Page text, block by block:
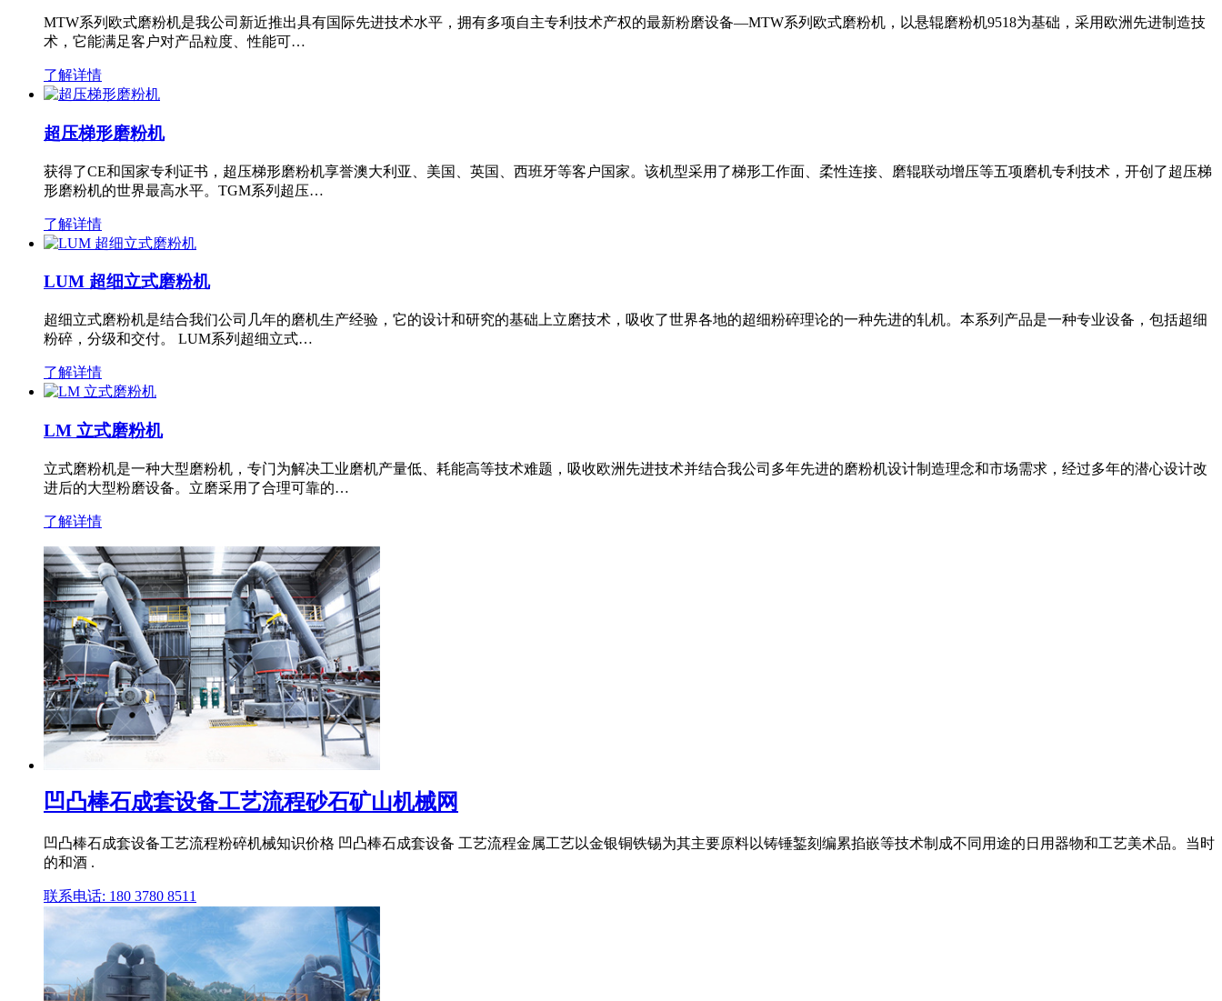
MTW系列欧式磨粉机是我公司新近推出具有国际先进技术水平，拥有多项自主专利技术产权的最新粉磨设备—MTW系列欧式磨粉机，以悬辊磨粉机9518为基础，采用欧洲先进制造技
术，它能满足客户对产品粒度、性能可…
了解详情
超压梯形磨粉机
获得了CE和国家专利证书，超压梯形磨粉机享誉澳大利亚、美国、英国、西班牙等客户国家。该机型采用了梯形工作面、柔性连接、磨辊联动增压等五项磨机专利技术，开创了超压梯
形磨粉机的世界最高水平。TGM系列超压…
了解详情
LUM 超细立式磨粉机
超细立式磨粉机是结合我们公司几年的磨机生产经验，它的设计和研究的基础上立磨技术，吸收了世界各地的超细粉碎理论的一种先进的轧机。本系列产品是一种专业设备，包括超细
粉碎，分级和交付。 LUM系列超细立式…
了解详情
LM 立式磨粉机
立式磨粉机是一种大型磨粉机，专门为解决工业磨机产量低、耗能高等技术难题，吸收欧洲先进技术并结合我公司多年先进的磨粉机设计制造理念和市场需求，经过多年的潜心设计改
进后的大型粉磨设备。立磨采用了合理可靠的…
了解详情
凹凸棒石成套设备工艺流程砂石矿山机械网
凹凸棒石成套设备工艺流程粉碎机械知识价格 凹凸棒石成套设备 工艺流程金属工艺以金银铜铁锡为其主要原料以铸锤錾刻编累掐嵌等技术制成不同用途的日用器物和工艺美术品。当时
的和酒 .
联系电话: 180 3780 8511